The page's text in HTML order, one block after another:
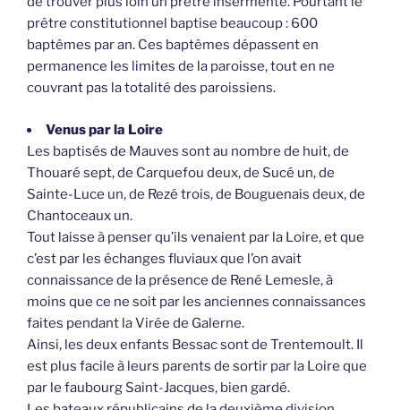
prêtre constitutionnel baptise beaucoup : 600
baptêmes par an. Ces baptêmes dépassent en
permanence les limites de la paroisse, tout en ne
couvrant pas la totalité des paroissiens.
Venus par la Loire
Les baptisés de Mauves sont au nombre de huit, de
Thouaré sept, de Carquefou deux, de Sucé un, de
Sainte-Luce un, de Rezé trois, de Bouguenais deux, de
Chantoceaux un.
Tout laisse à penser qu’ils venaient par la Loire, et que
c’est par les échanges fluviaux que l’on avait
connaissance de la présence de René Lemesle, à
moins que ce ne soit par les anciennes connaissances
faites pendant la Virée de Galerne.
Ainsi, les deux enfants Bessac sont de Trentemoult. Il
est plus facile à leurs parents de sortir par la Loire que
par le faubourg Saint-Jacques, bien gardé.